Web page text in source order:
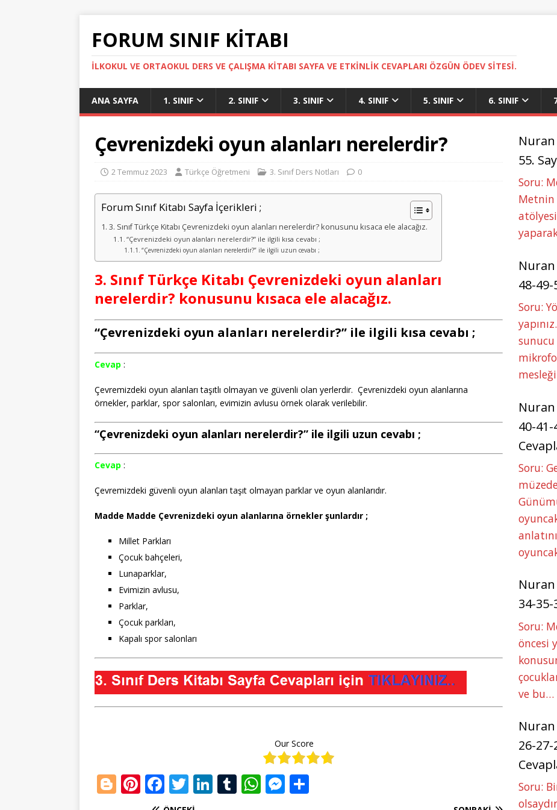
FORUM SINIF KITABI
İLKOKUL VE ORTAOKUL DERS VE ÇALIŞMA KITABI SAYFA VE ETKINLIK CEVAPLARI ÖZGÜN ÖDEV SITESI.
ANA SAYFA 1. SINIF 2. SINIF 3. SINIF 4. SINIF 5. SINIF 6. SINIF
Çevrenizdeki oyun alanları nerelerdir?
2 Temmuz 2023 Türkçe Öğretmeni 3. Sınıf Ders Notları 0
Forum Sınıf Kitabı Sayfa İçerikleri ;
3. Sınıf Türkçe Kitabı Çevrenizdeki oyun alanları nerelerdir? konusunu kısaca ele alacağız.
“Çevrenizdeki oyun alanları nerelerdir?” ile ilgili kısa cevabı ;
“Çevrenizdeki oyun alanları nerelerdir?” ile ilgili uzun cevabı ;
3. Sınıf Türkçe Kitabı Çevrenizdeki oyun alanları
nerelerdir? konusunu kısaca ele alacağız.
“Çevrenizdeki oyun alanları nerelerdir?” ile ilgili kısa cevabı ;
Cevap :
Çevremizdeki oyun alanları taşıtlı olmayan ve güvenli olan yerlerdir. Çevrenizdeki oyun alanlarına
örnekler, parklar, spor salonları, evimizin avlusu örnek olarak verilebilir.
“Çevrenizdeki oyun alanları nerelerdir?” ile ilgili uzun cevabı ;
Cevap :
Çevremizdeki güvenli oyun alanları taşıt olmayan parklar ve oyun alanlarıdır.
Madde Madde Çevrenizdeki oyun alanlarına örnekler şunlardır ;
Millet Parkları
Çocuk bahçeleri,
Lunaparklar,
Evimizin avlusu,
Parklar,
Çocuk parkları,
Kapalı spor salonları
Our Score
Bl Pi
n
F
a
T
w
Li T W M
Nuran
55.
Soru:
Metnin
Nuran
48-49-
Soru:
Nuran
40-41-
Soru:
Nuran
34-35-
Soru:
öncesi
ve bu…
Nuran
26-27-
Soru: